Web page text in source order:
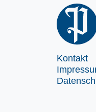
Kontakt